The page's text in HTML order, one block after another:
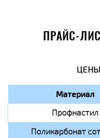
ПРАЙС-
Материал
Профнастил
Поликарбонат